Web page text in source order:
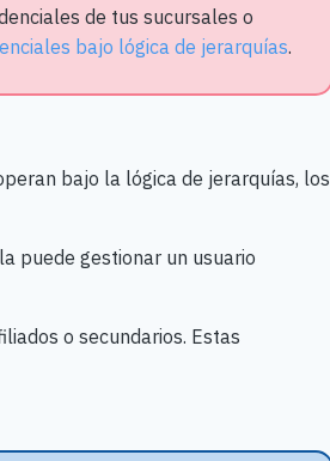
de tus sucursales o
bajo lógica de jerarquías.
bajo la lógica de jerarquías, los
puede gestionar un usuario
o secundarios. Estas